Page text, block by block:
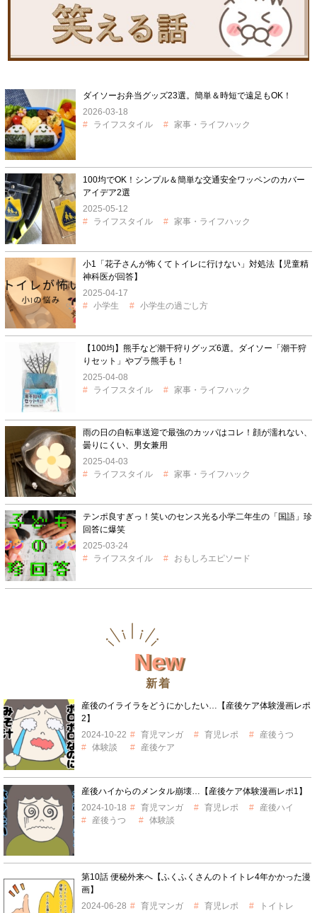
ダイソーお弁当グッズ23選。簡単＆時短で遠足もOK！
2026-03-18
ライフスタイル
家事・ライフハック
100均でOK！シンプル＆簡単な交通安全ワッペンのカバー
アイデア2選
2025-05-12
ライフスタイル
家事・ライフハック
小1「花子さんが怖くてトイレに行けない」対処法【児童精
神科医が回答】
2025-04-17
小学生
小学生の過ごし方
【100均】熊手など潮干狩りグッズ6選。ダイソー「潮干狩
りセット」やプラ熊手も！
2025-04-08
ライフスタイル
家事・ライフハック
雨の日の自転車送迎で最強のカッパはコレ！顔が濡れない、
曇りにくい、男女兼用
2025-04-03
ライフスタイル
家事・ライフハック
テンポ良すぎっ！笑いのセンス光る小学二年生の「国語」珍
回答に爆笑
2025-03-24
ライフスタイル
おもしろエピソード
New
新着
産後のイライラをどうにかしたい…【産後ケア体験漫画レポ
2】
2024-10-22
育児マンガ 育児レポ
産後うつ
体験談
産後ケア
産後ハイからのメンタル崩壊…【産後ケア体験漫画レポ1】
2024-10-18
育児マンガ 育児レポ
産後ハイ
産後うつ
体験談
第10話 便秘外来へ【ふくふくさんのトイトレ4年かかった漫
画】
2024-06-28
育児マンガ 育児レポ
トイトレ